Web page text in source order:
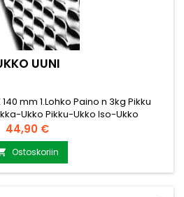
UUNI
mm 1.Lohko Paino n 3kg Pikku
Ukko Pikku-Ukko Iso-Ukko
Hinta
44,90 €
Ostoskoriin